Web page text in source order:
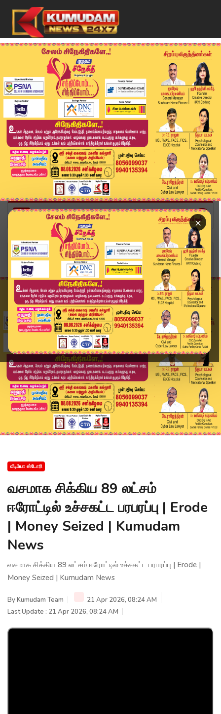
×
Home
வீடியோ ஸ்டோரி
வசமாக சிக்கிய 89 லட்சம் ஈரோட்டில் உச்சகட்ட பரபர...
வீடியோ ஸ்டோரி
வசமாக சிக்கிய 89 லட்சம்
ஈரோட்டில் உச்சகட்ட பரபரப்பு | Erode
| Money Seized | Kumudam
News
வசமாக சிக்கிய 89 லட்சம் ஈரோட்டில் உச்சகட்ட பரபரப்பு | Erode |
Money Seized | Kumudam News
ByKumudam Team
21 Apr 2026, 08:24 AM
Last Update : 21 Apr 2026, 08:24 AM